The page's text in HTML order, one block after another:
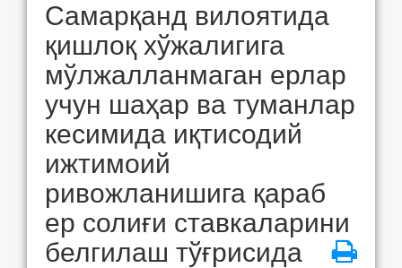
Самарқанд вилоятида
қишлоқ хўжалигига
мўлжалланмаган ерлар
учун шаҳар ва туманлар
кесимида иқтисодий
ижтимоий
ривожланишига қараб
ер солиғи ставкаларини
белгилаш тўғрисида